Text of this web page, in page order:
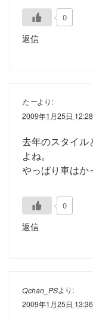
0
返信
たーより:
2009年1月25日 12:28
去年のスタイル
よね。
やっぱり車はか
0
返信
Qchan_PSより:
2009年1月25日 13:36